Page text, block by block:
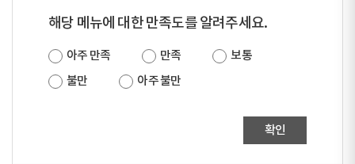
해당 메뉴에 대한 만족도를 알려주세요.
아주 만족 만족
보통
불만
아주 불만
확인